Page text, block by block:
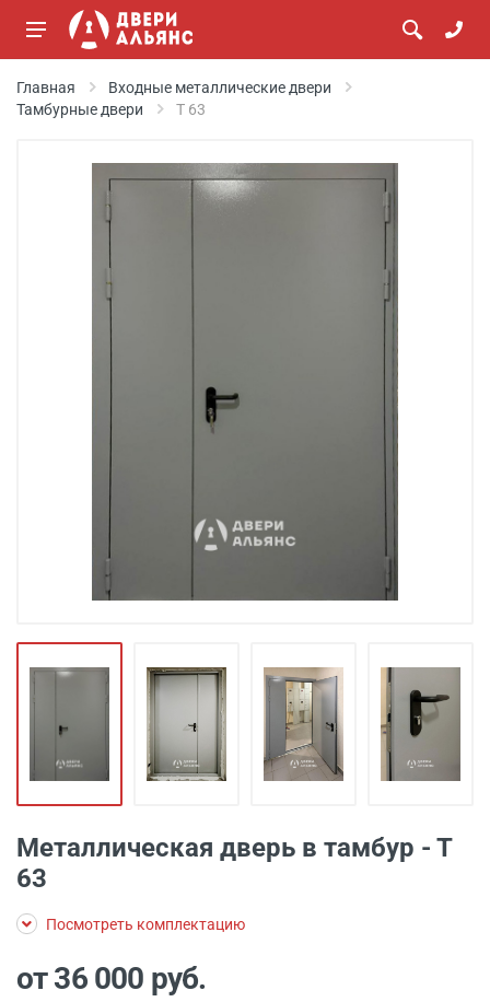
Главная
Входные металлические двери
Тамбурные двери
Т 63
Металлическая дверь в тамбур - Т
63
Посмотреть комплектацию
от 36 000 руб.